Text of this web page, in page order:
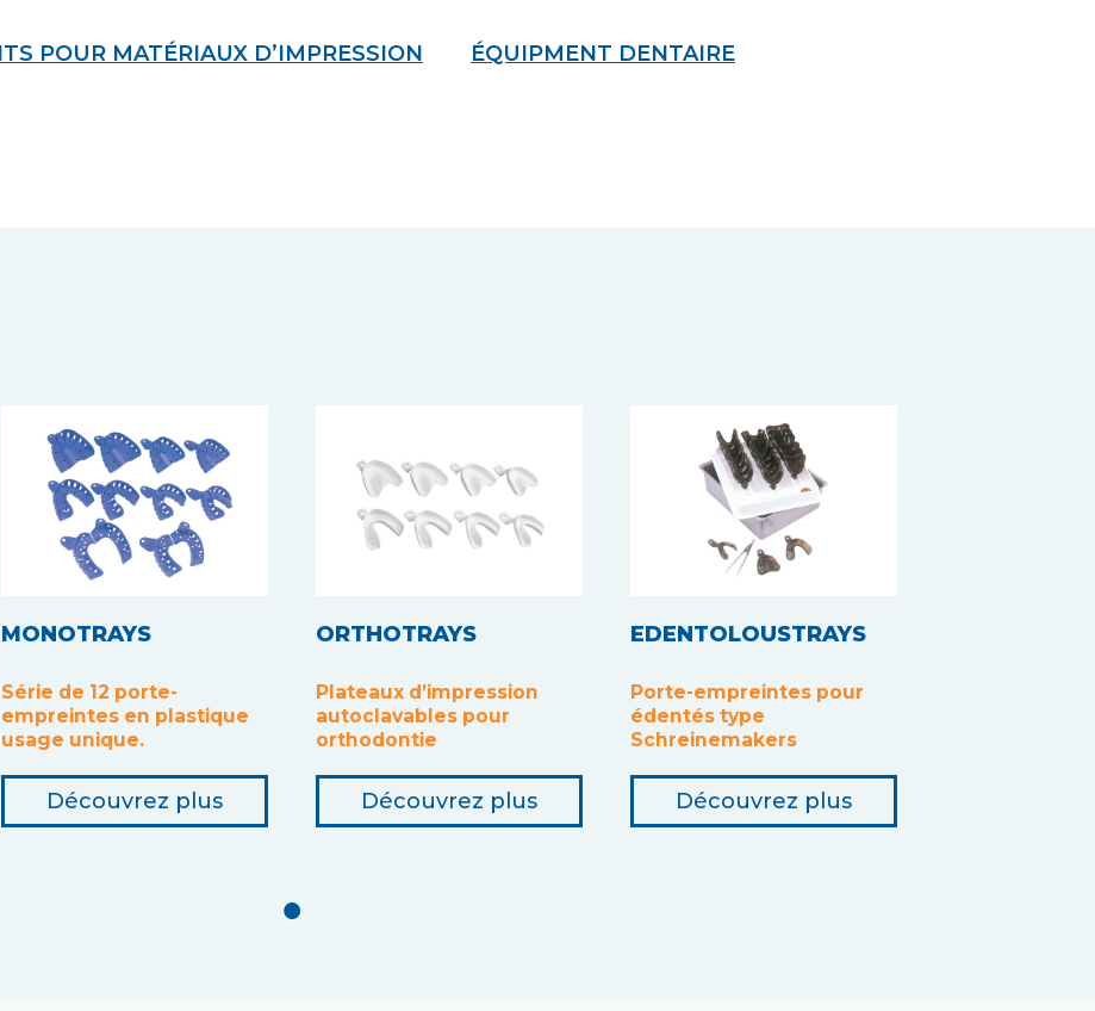
POUR MATÉRIAUX D’IMPRESSION ÉQUIPMENT DENTAIRE
MONOTRAYS
Série de 12 porte-
empreintes en plastique
usage unique.
Découvrez plus
ORTHOTRAYS
Plateaux d’impression
autoclavables pour
orthodontie
Découvrez plus
EDENTOLOUSTRAYS
Porte-empreintes pour
édentés type
Schreinemakers
Découvrez plus